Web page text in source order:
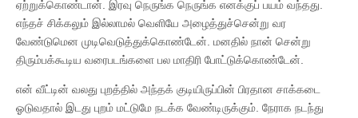
ஏற்றுக்கொண்டான். இரவு நெருங்க நெருங்க எனக்குப் பயம் வந்தது.
எந்தச் சிக்கலும் இல்லாமல் வெளியே அழைத்துச்சென்று வர
வேண்டுமென முடிவெடுத்துக்கொண்டேன். மனதில் நான் சென்று
திரும்பக்கூடிய வரைபடங்களை பல மாதிரி போட்டுக்கொண்டேன்.
என் வீட்டின் வலது புறத்தில் அந்தக் குடியிருப்பின் பிரதான சாக்கடை
ஓடுவதால் இடது புறம் மட்டுமே நடக்க வேண்டிருக்கும். நேராக நடந்து